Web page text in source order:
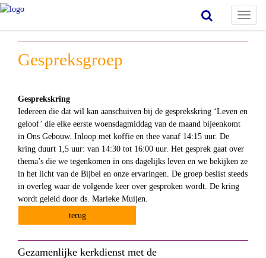
Toggle
Gespreksgroep
Gesprekskring
Iedereen die dat wil kan aanschuiven bij de gesprekskring ‘Leven en
geloof’ die elke eerste woensdagmiddag van de maand bijeenkomt
in Ons Gebouw. Inloop met koffie en thee vanaf 14:15 uur. De
kring duurt 1,5 uur: van 14:30 tot 16:00 uur. Het gesprek gaat over
thema’s die we tegenkomen in ons dagelijks leven en we bekijken ze
in het licht van de Bijbel en onze ervaringen. De groep beslist steeds
in overleg waar de volgende keer over gesproken wordt. De kring
wordt geleid door ds. Marieke Muijen.
terug
Gezamenlijke kerkdienst met de